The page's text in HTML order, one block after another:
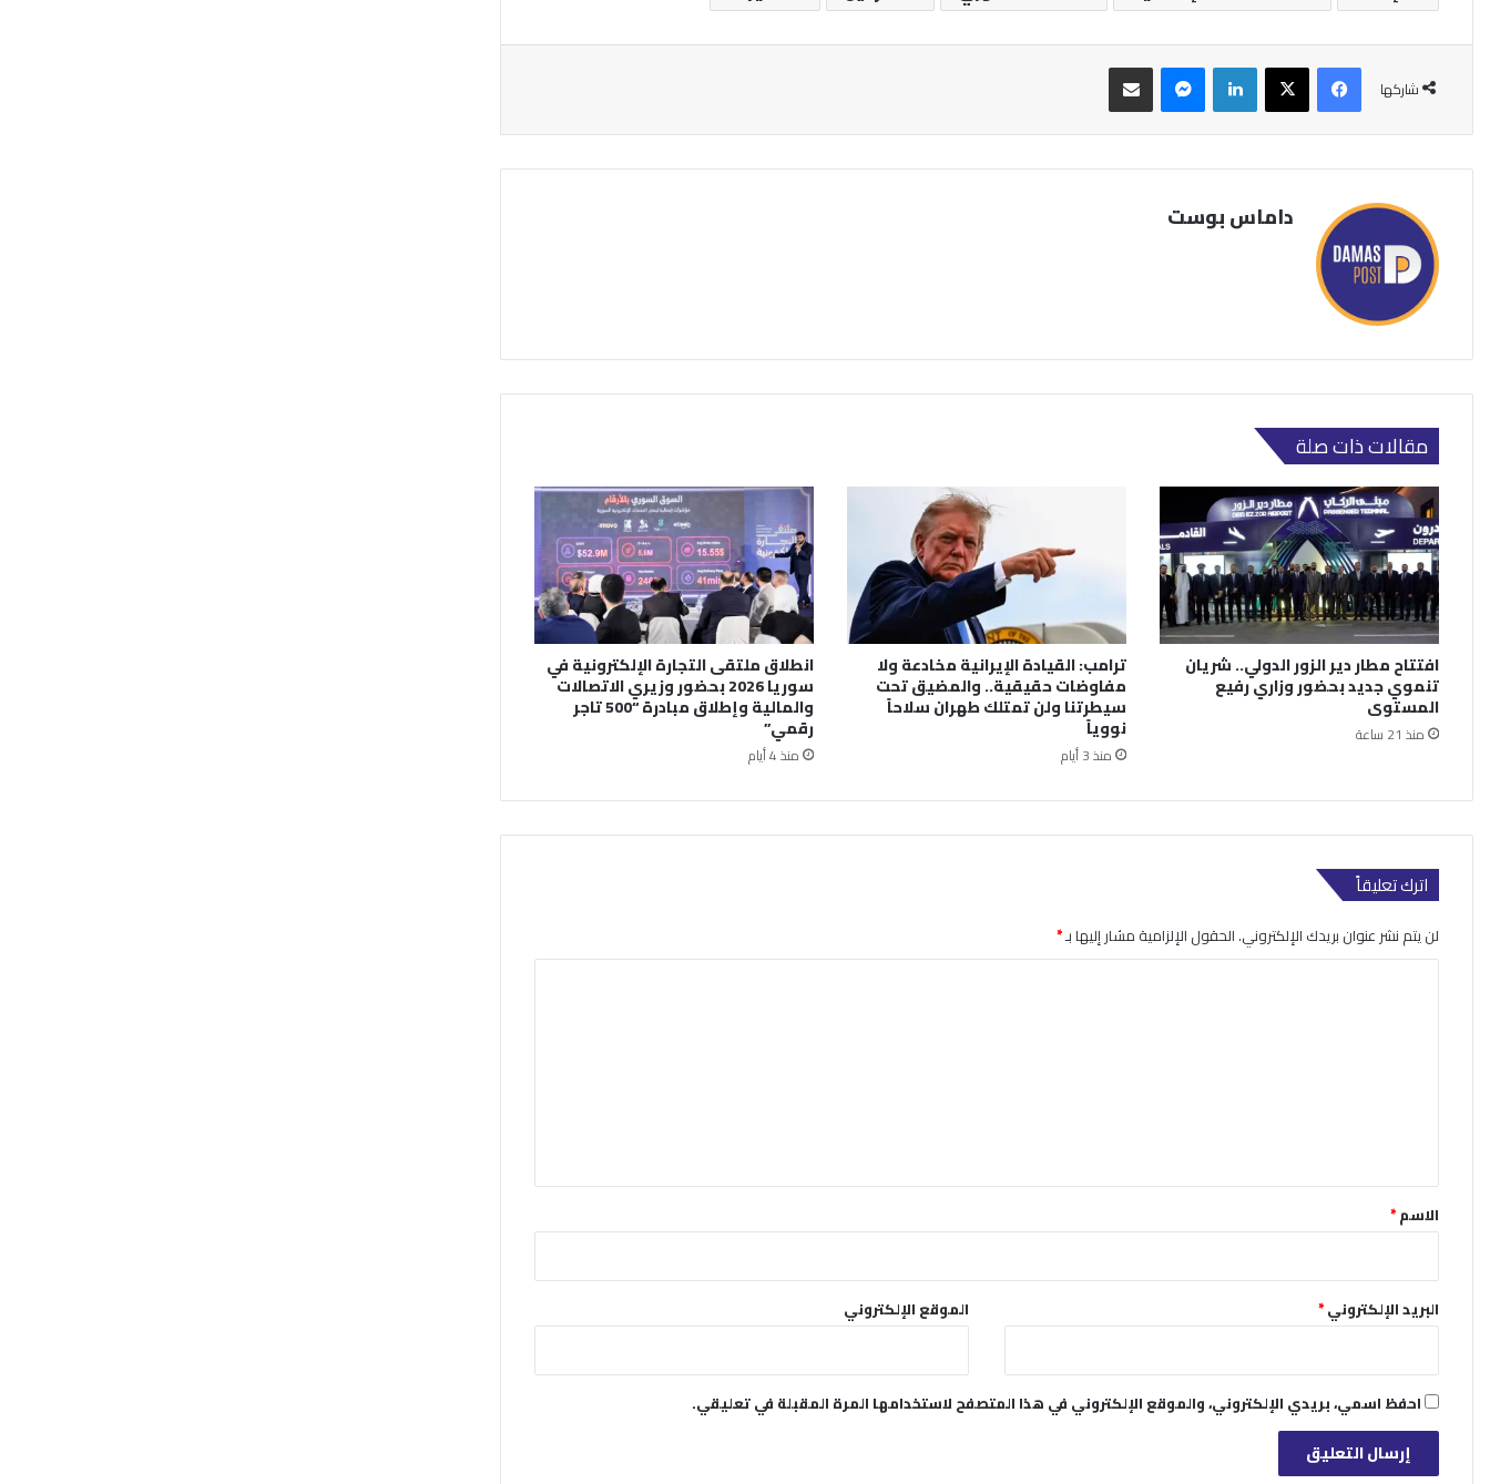
شاركها
فيسبوك‫X لينكدإن ماسنجر مشاركة عبر البريد
داماس بوست
مقالات ذات صلة
افتتاح مطار دير الزور الدولي.. شريان
تنموي جديد بحضور وزاري رفيع
المستوى
منذ 21 ساعة
ترامب: القيادة الإيرانية مخادعة ولا
مفاوضات حقيقية.. والمضيق تحت
سيطرتنا ولن تمتلك طهران سلاحاً
نووياً
منذ 3 أيام
انطلاق ملتقى التجارة الإلكترونية في
سوريا 2026 بحضور وزيري الاتصالات
والمالية وإطلاق مبادرة “500 تاجر
رقمي”
منذ 4 أيام
اترك تعليقاً
لن يتم نشر عنوان بريدك الإلكتروني.الحقول الإلزامية مشار إليها بـ*
*الاسم*
البريد الإلكتروني* الموقع الإلكتروني
احفظ اسمي، بريدي الإلكتروني، والموقع الإلكتروني في هذا المتصفح لاستخدامها المرة المقبلة في تعليقي.